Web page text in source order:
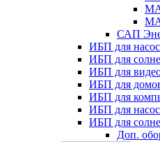
САП
ИБП для
ИБП для
ИБП для
ИБП для
ИБП для
ИБП для
ИБП для
Доп.